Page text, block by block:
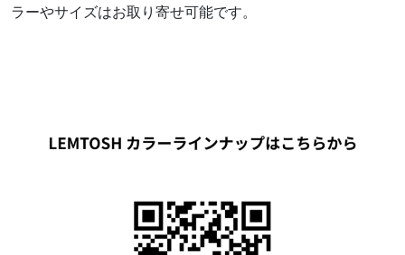
ラーやサイズはお取り寄せ可能です。